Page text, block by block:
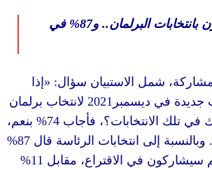
..و87%
في
الاستبيان سؤال: «إذا
2021 لانتخاب برلمان
فأجاب74%
بنعم،
انتخابات الرئاسة قال87%
في الاقتراع، مقابل11%